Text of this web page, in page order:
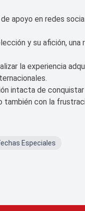
apoyo en redes
y su afición, una
la experiencia
intacta de
con la
Especiales